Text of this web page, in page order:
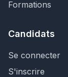
Formations
Candidats
Se connecter
S'inscrire